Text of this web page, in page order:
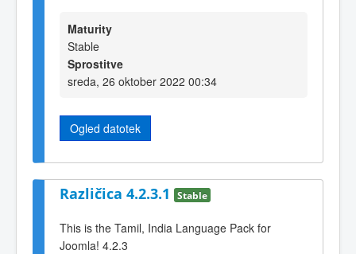
Maturity
Stable
Sprostitve
sreda, 26 oktober 2022 00:34
Ogled datotek
Različica 4.2.3.1 Stable
This is the Tamil, India Language Pack for
Joomla! 4.2.3